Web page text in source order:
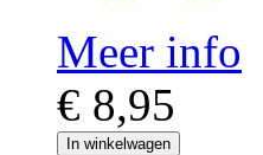
Meer info
€ 8,95
In winkelwagen